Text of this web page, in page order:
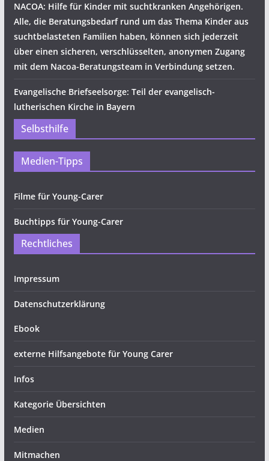
NACOA: Hilfe für Kinder mit suchtkranken Angehörigen.
Alle, die Beratungsbedarf rund um das Thema Kinder aus
suchtbelasteten Familien haben, können sich jederzeit
über einen sicheren, verschlüsselten, anonymen Zugang
mit dem Nacoa-Beratungsteam in Verbindung setzen.
Evangelische Briefseelsorge: Teil der evangelisch-
lutherischen Kirche in Bayern
Selbsthilfe
Medien-Tipps
Filme für Young-Carer
Buchtipps für Young-Carer
Rechtliches
Impressum
Datenschutzerklärung
Ebook
externe Hilfsangebote für Young Carer
Infos
Kategorie Übersichten
Medien
Mitmachen